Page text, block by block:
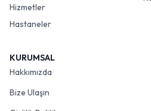
Hizmetler
Hastaneler
KURUMSAL
Hakkımızda
Bize Ulaşın